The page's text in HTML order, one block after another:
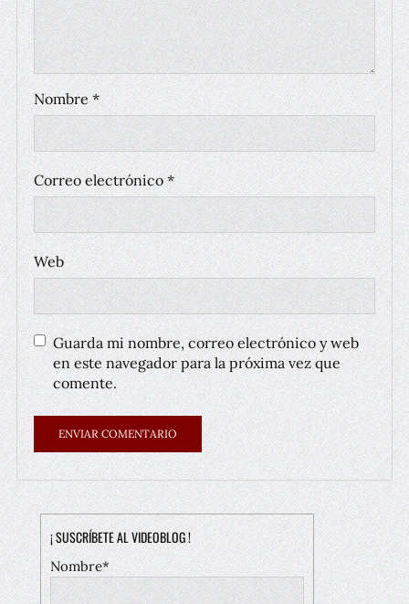
Nombre*
Correo electrónico*
Web
Guarda mi nombre, correo electrónico y web
en este navegador para la próxima vez que
comente.
¡ SUSCRÍBETE AL VIDEOBLOG !
Nombre*